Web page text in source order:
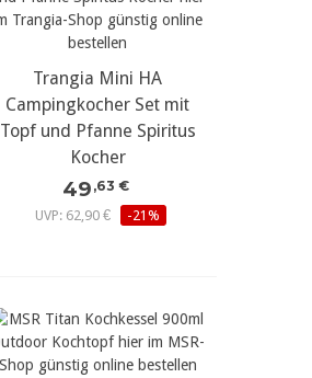
Trangia Mini HA
Campingkocher Set mit
Topf und Pfanne Spiritus
Kocher
49 ,63 €
UVP: 62,90 €
-21%